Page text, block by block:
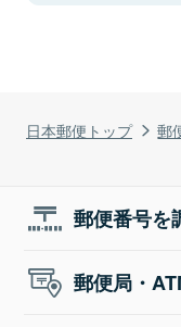
日本郵便トップ 郵
郵便番号を
郵便局・